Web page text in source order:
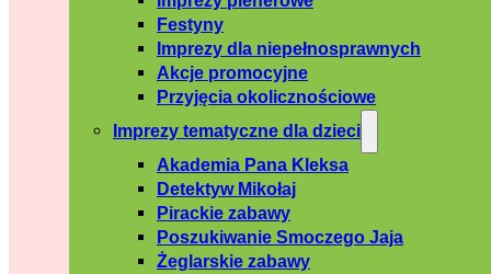
Festyny
Imprezy dla niepełnosprawnych
Akcje promocyjne
Przyjęcia okolicznościowe
Imprezy tematyczne dla dzieci
Akademia Pana Kleksa
Detektyw Mikołaj
Pirackie zabawy
Poszukiwanie Smoczego Jaja
Żeglarskie zabawy